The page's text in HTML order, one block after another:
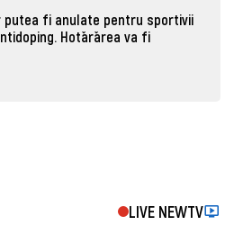
putea fi anulate pentru sportivii
Hotǎrǎrea va fi
LIVE NEWTV